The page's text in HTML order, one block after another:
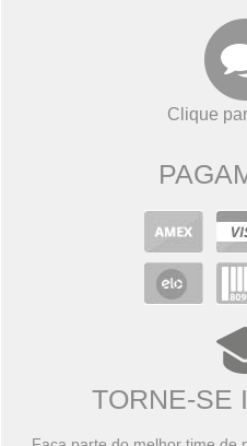
Clique
TORNE-SE